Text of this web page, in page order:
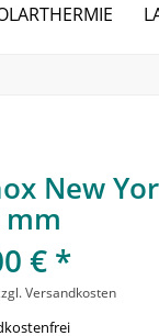
New
mm
€ *
Versandkosten